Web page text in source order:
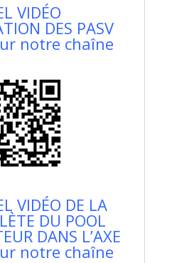
VIDÉO
DES PASV
notre chaîne
VIDÉO DE LA
DU POOL
DANS L’AXE
notre chaîne